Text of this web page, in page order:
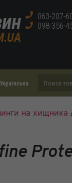
063-207-
098-356-
Українська
на хищника